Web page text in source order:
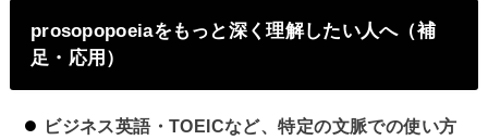
prosopopoeiaをもっと深く理解したい人へ（補
足・応用）
ビジネス英語・TOEICなど、特定の文脈での使い方